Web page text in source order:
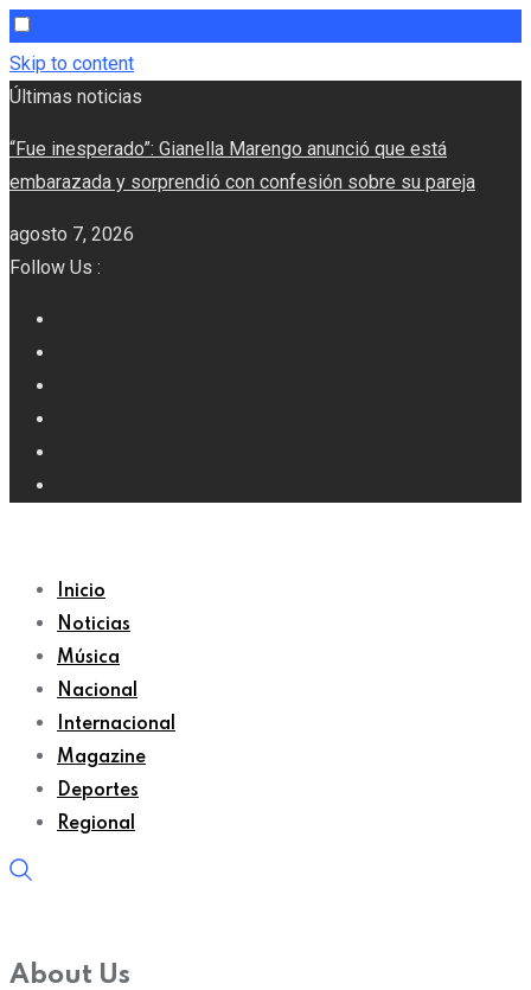
Skip to content
Últimas noticias
“Fue inesperado”: Gianella Marengo anunció que está
embarazada y sorprendió con confesión sobre su pareja
agosto 7, 2026
Follow Us :
Inicio
Noticias
Música
Nacional
Internacional
Magazine
Deportes
Regional
About Us